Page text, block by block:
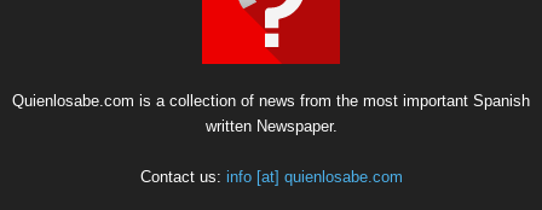
Quienlosabe.com is a collection of news from the most important Spanish
written Newspaper.
Contact us: info [at] quienlosabe.com